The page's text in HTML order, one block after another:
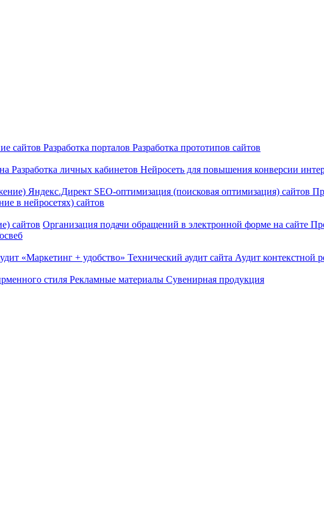
сайтов Разработка порталов Разработка прототипов сайтов
Разработка личных кабинетов Нейросеть для повышения конверсии
Яндекс.Директ SEO-оптимизация (поисковая оптимизация) сайтов
в нейросетях) сайтов
сайтов Организация подачи обращений в электронной форме на сайте
«Маркетинг + удобство» Технический аудит сайта Аудит контекстной
стиля Рекламные материалы Сувенирная продукция